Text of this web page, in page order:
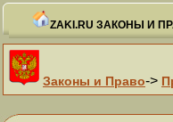
ZAKI.RU ЗАКОНЫ И
Законы и Право->